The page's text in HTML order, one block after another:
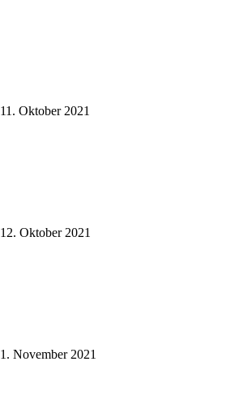
11. Oktober 2021
12. Oktober 2021
1. November 2021